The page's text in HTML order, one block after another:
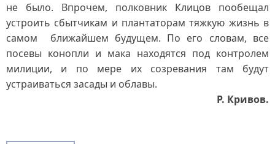
не было. Впрочем, полковник Клицов пообещал
устроить сбытчикам и плантаторам тяжкую жизнь в
самом ближайшем будущем. По его словам, все
посевы конопли и мака находятся под контролем
милиции, и по мере их созревания там будут
устраиваться засады и облавы.
Р. Кривов.